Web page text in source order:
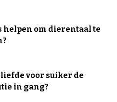
helpen om dierentaal te
liefde voor suiker de
in gang?